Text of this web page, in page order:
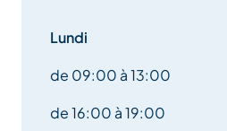
chocolatiers.
Vous faire plaisir ou faire
produits...envie de
Lundi
de 09:00 à 13:00
de 16:00 à 19:00